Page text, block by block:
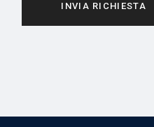
INVIA RICHIESTA